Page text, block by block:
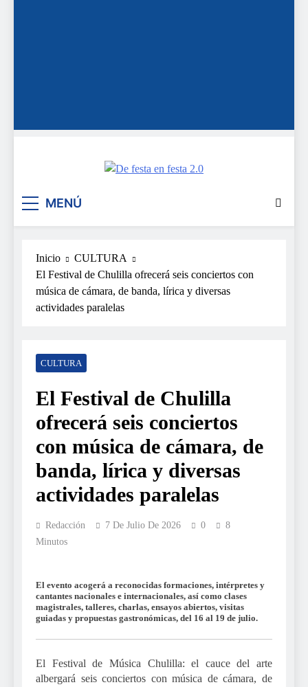
MENÚ
Inicio
CULTURA
El Festival de Chulilla ofrecerá seis conciertos con
música de cámara, de banda, lírica y diversas
actividades paralelas
CULTURA
El Festival de Chulilla
ofrecerá seis conciertos
con música de cámara, de
banda, lírica y diversas
actividades paralelas
Redacción 7 De Julio De 2026 0
8
Minutos
El evento acogerá a reconocidas formaciones, intérpretes y
cantantes nacionales e internacionales, así como clases
magistrales, talleres, charlas, ensayos abiertos, visitas
guiadas y propuestas gastronómicas, del 16 al 19 de julio.
El Festival de Música Chulilla: el cauce del arte
albergará seis conciertos con música de cámara, de